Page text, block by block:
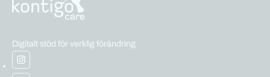
Digitalt stöd för verklig förändring